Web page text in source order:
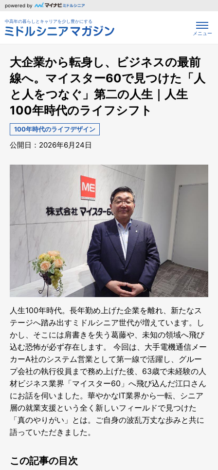
powered by
中高年の暮らしとキャリアを少し豊かにする
メニュー
大企業から転身し、ビジネスの最前
線へ。マイスター60で見つけた「人
と人をつなぐ」第二の人生｜人生
100年時代のライフシフト
100年時代のライフデザイン
公開日：2026年6月24日
人生100年時代。長年勤め上げた企業を離れ、新たなス
テージへ踏み出すミドルシニア世代が増えています。し
かし、そこには肩書きを失う葛藤や、未知の領域へ飛び
込む恐怖が必ず存在します。 今回は、大手電機通信メー
カーA社のシステム営業として第一線で活躍し、グルー
プ会社の執行役員まで務め上げた後、63歳で未経験の人
材ビジネス業界「マイスター60」へ飛び込んだ江口さん
にお話を伺いました。華やかなIT業界から一転、シニア
層の就業支援という全く新しいフィールドで見つけた
「真のやりがい」とは。ご自身の波乱万丈な歩みと共に
語っていただきました。
この記事の目次